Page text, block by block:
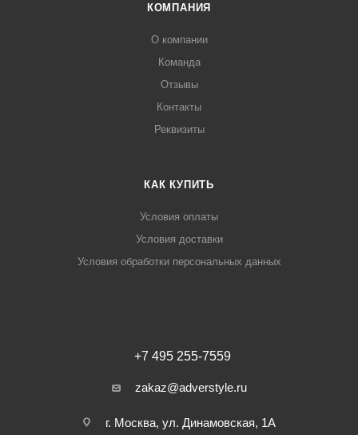
КОМПАНИЯ
О компании
Команда
Отзывы
Контакты
Реквизиты
КАК КУПИТЬ
Условия оплаты
Условия доставки
Условия обработки персональных данных
+7 495 255-7559
zakaz@adverstyle.ru
г. Москва, ул. Динамовская, 1А